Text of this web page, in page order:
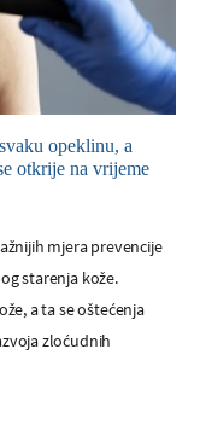
opeklinu, a
otkrije na vrijeme
mjera prevencije
starenja kože.
a ta se oštećenja
zloćudnih